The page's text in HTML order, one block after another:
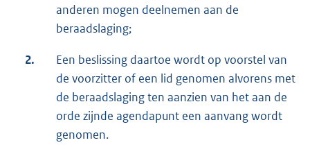
anderen mogen deelnemen aan de
beraadslaging;
2.
Een beslissing daartoe wordt op voorstel van
de voorzitter of een lid genomen alvorens met
de beraadslaging ten aanzien van het aan de
orde zijnde agendapunt een aanvang wordt
genomen.